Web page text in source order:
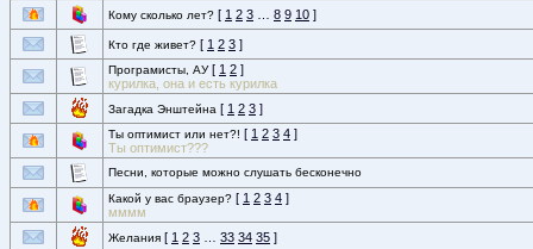
Кому сколько лет? [ 1 2 3 8 9 10 ]
Кто где живет? [ 1 2 3 ]
Програмисты, АУ [ 1 2 ]
курилка, она и есть курилка
Загадка Энштейна [ 1 2 3 ]
Ты оптимист или нет?! [ 1 2 3 4 ]
Ты оптимист???
Песни, которые можно слушать бесконечно
Какой у вас браузер? [ 1 2 3 4 ]
мммм
Желания [ 1 2 3 33 34 35 ]